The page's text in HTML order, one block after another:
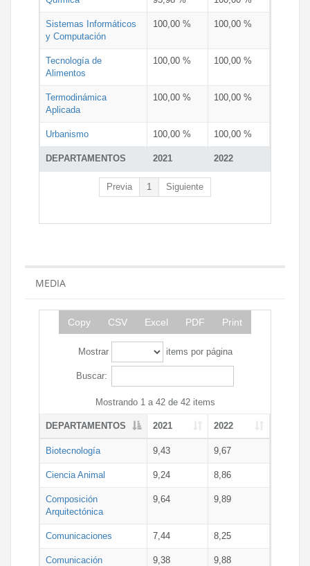
DEPARTAMENTOS 2021 2022
Sistemas Informáticos
y Computación
100,00 % 100,00 %
Tecnología de
Alimentos
100,00 % 100,00 %
Termodinámica
Aplicada
100,00 % 100,00 %
Urbanismo 100,00 % 100,00 %
Previa 1 Siguiente
MEDIA
Copy CSV Excel PDF Print
Mostrar items por página
Buscar:
Mostrando 1 a 42 de 42 items
DEPARTAMENTOS 2021 2022
Biotecnología 9,43 9,67
Ciencia Animal 9,24 8,86
Composición
Arquitectónica
9,64 9,89
Comunicaciones 7,44 8,25
Comunicación
9,38 9,88